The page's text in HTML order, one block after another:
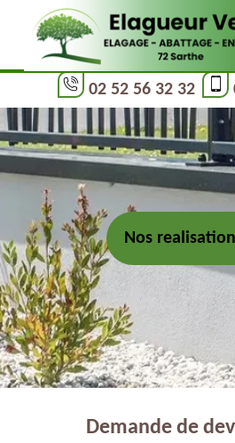
02 52 56 32 32
Nos
Demande de